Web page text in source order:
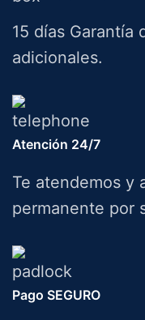
15 días Garantía
adicionales.
Atención 24/7
Te atendemos y
permanente por
Pago SEGURO